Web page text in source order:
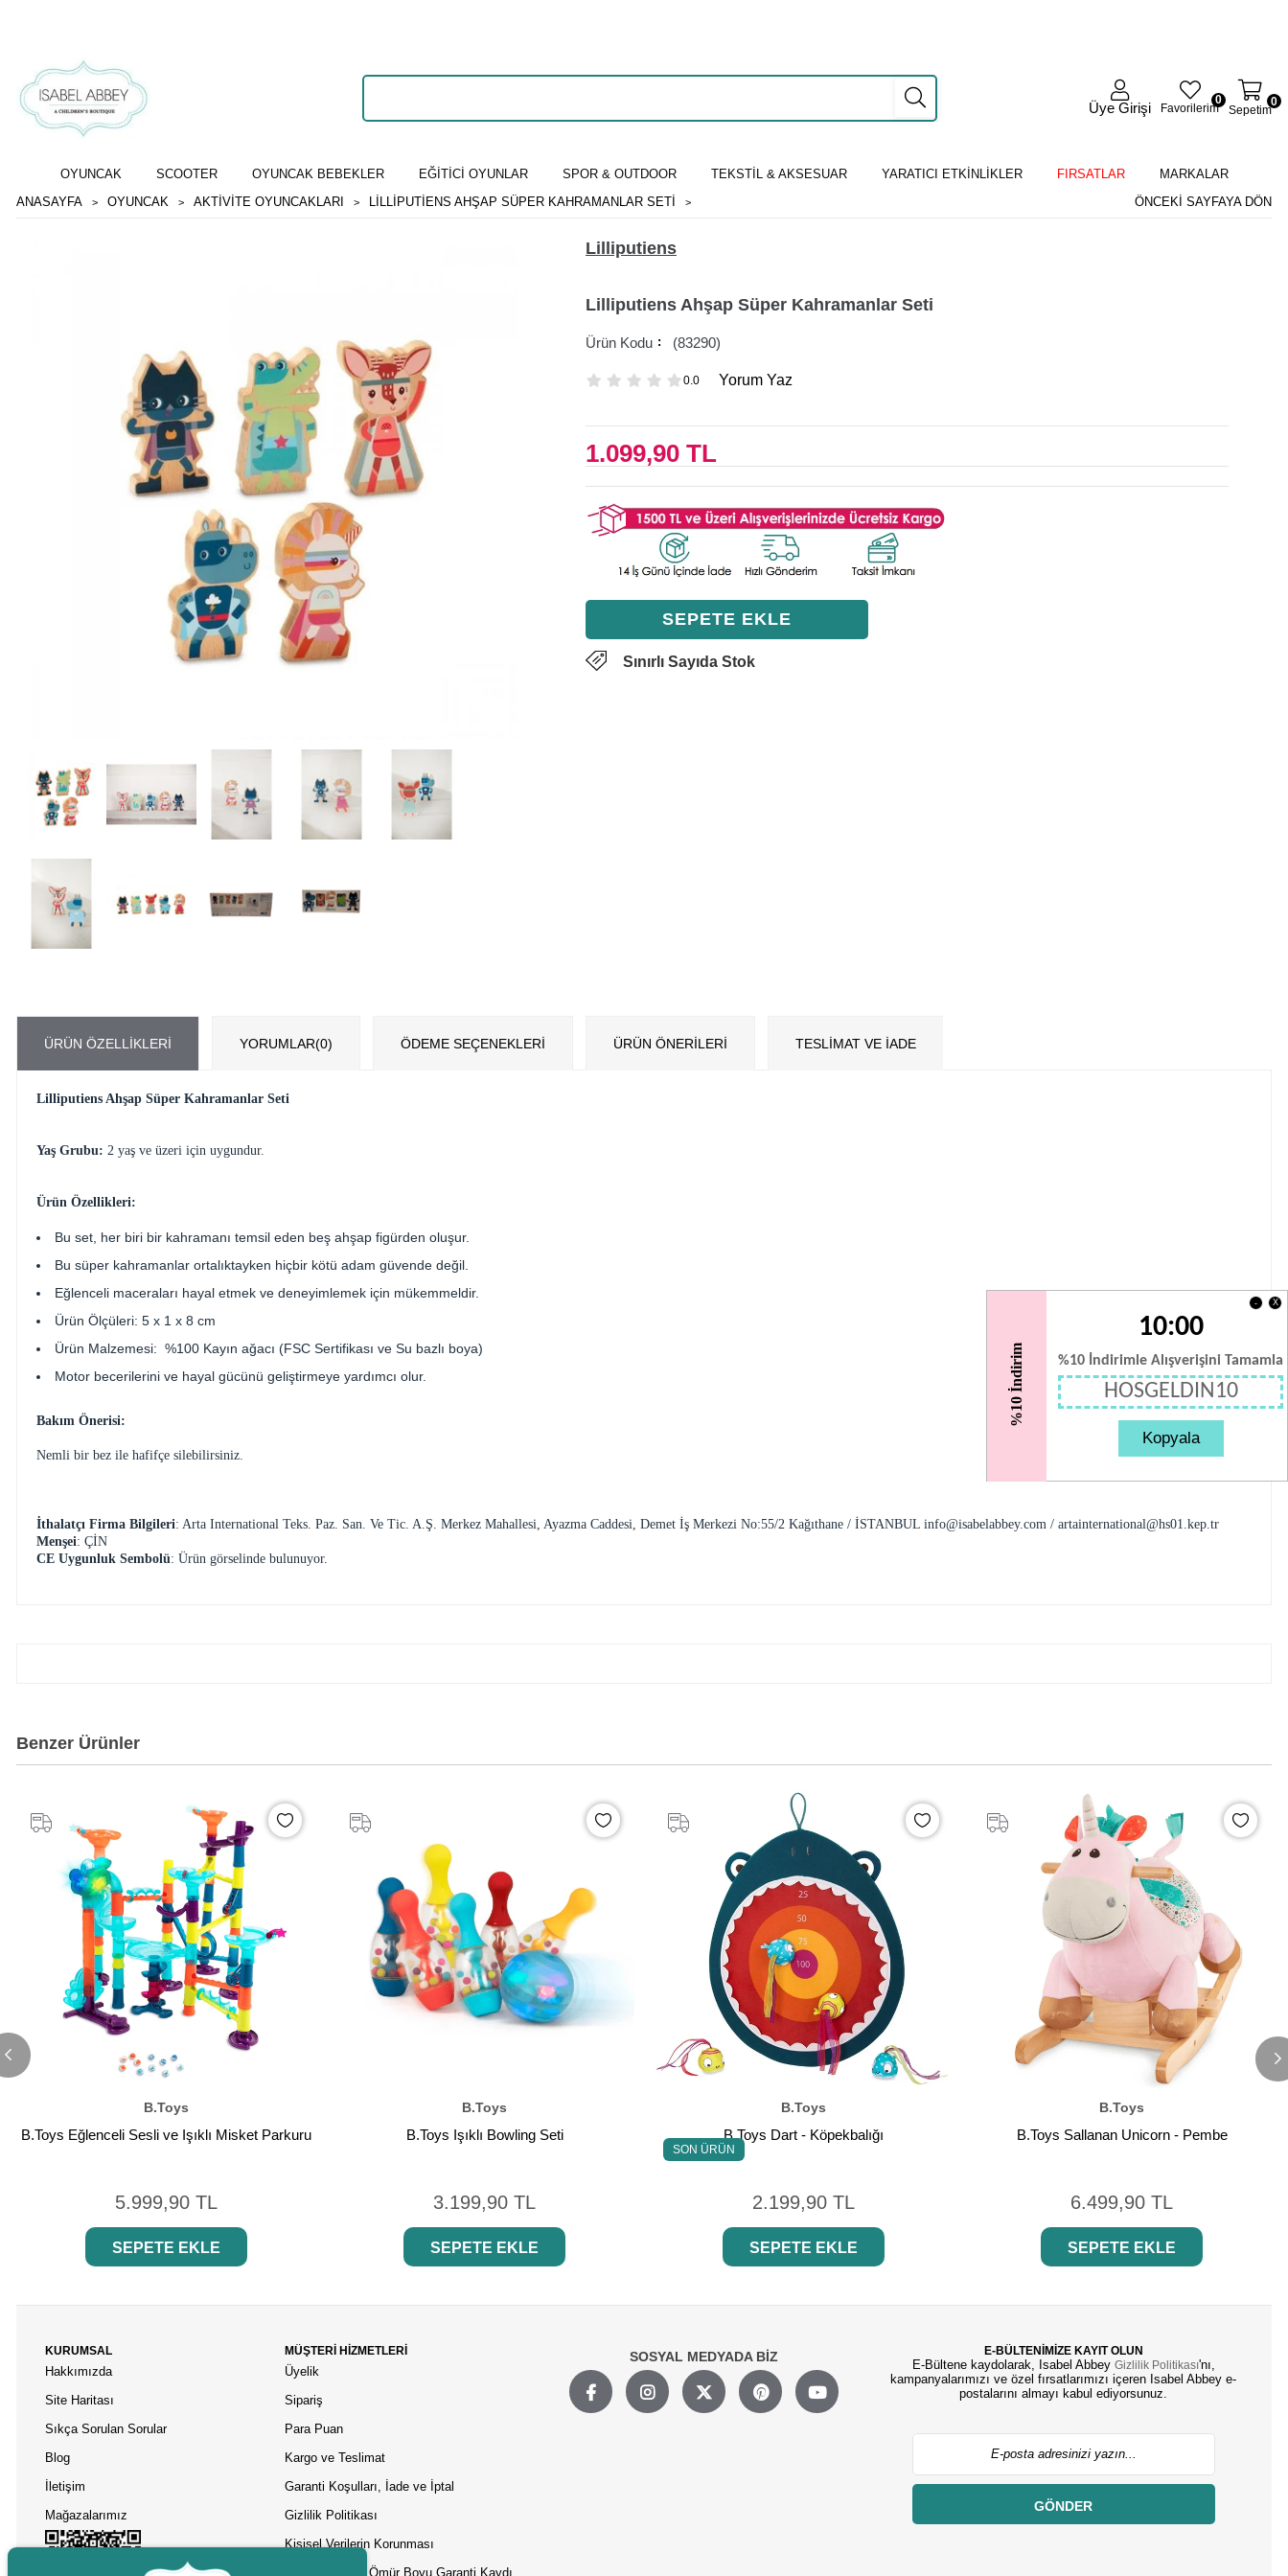
%10 İndirim
10:00
%10 İndirimle Alışverişini Tamamla
HOSGELDIN10
Kopyala
X
-
Üye Girişi Favorilerim
0
Sepetim
0
OYUNCAK SCOOTER OYUNCAK BEBEKLER EĞİTİCİ OYUNLAR SPOR & OUTDOOR TEKSTİL & AKSESUAR YARATICI ETKİNLİKLER FIRSATLAR
MARKALAR
ANASAYFA
OYUNCAK AKTIVITE OYUNCAKLARI LILLIPUTIENS AHŞAP SÜPER KAHRAMANLAR SETI ÖNCEKI SAYFAYA DÖN
Lilliputiens
Lilliputiens Ahşap Süper Kahramanlar Seti
(83290)
0.0 Yorum Yaz
1.099,90 TL
Sınırlı Sayıda Stok
ÜRÜN ÖZELLIKLERI YORUMLAR(0) ÖDEME SEÇENEKLERI ÜRÜN ÖNERILERI TESLİMAT VE İADE
Lilliputiens Ahşap Süper Kahramanlar Seti
Yaş Grubu: 2 yaş ve üzeri için uygundur.
Ürün Özellikleri:
Bu set, her biri bir kahramanı temsil eden beş ahşap figürden oluşur.
Bu süper kahramanlar ortalıktayken hiçbir kötü adam güvende değil.
Eğlenceli maceraları hayal etmek ve deneyimlemek için mükemmeldir.
Ürün Ölçüleri: 5 x 1 x 8 cm
Ürün Malzemesi: %100 Kayın ağacı (FSC Sertifikası ve Su bazlı boya)
Motor becerilerini ve hayal gücünü geliştirmeye yardımcı olur.
Bakım Önerisi:
Nemli bir bez ile hafifçe silebilirsiniz.
İthalatçı Firma Bilgileri: Arta International Teks. Paz. San. Ve Tic. A.Ş. Merkez Mahallesi, Ayazma Caddesi, Demet İş Merkezi No:55/2 Kağıthane / İSTANBUL info@isabelabbey.com / artainternational@hs01.kep.tr
Menşei: ÇİN
CE Uygunluk Sembolü: Ürün görselinde bulunuyor.
Benzer Ürünler
B.Toys
B.Toys Eğlenceli Sesli ve Işıklı Misket Parkuru
5.999,90 TL
SEPETE EKLE
B.Toys
B.Toys Işıklı Bowling Seti
3.199,90 TL
SEPETE EKLE
B.Toys
B.Toys Dart - Köpekbalığı
2.199,90 TL
SON ÜRÜN
SEPETE EKLE
B.Toys
B.Toys Sallanan Unicorn - Pembe
6.499,90 TL
SEPETE EKLE
KURUMSAL
Hakkımızda
Site Haritası
Sıkça Sorulan Sorular
Blog
İletişim
Mağazalarımız
MÜŞTERİ HİZMETLERİ
Üyelik
Sipariş
Para Puan
Kargo ve Teslimat
Garanti Koşulları, İade ve İptal
Gizlilik Politikası
Kişisel Verilerin Korunması
Asobu Termos Ömür Boyu Garanti Kaydı
SOSYAL MEDYADA BİZ E-BÜLTENİMİZE KAYIT OLUN
E-Bültene kaydolarak, Isabel Abbey Gizlilik Politikası'nı,
kampanyalarımızı ve özel fırsatlarımızı içeren Isabel Abbey e-
postalarını almayı kabul ediyorsunuz.
GÖNDER